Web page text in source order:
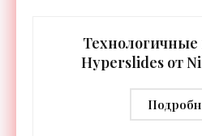
Hyperslides от
тренировки -